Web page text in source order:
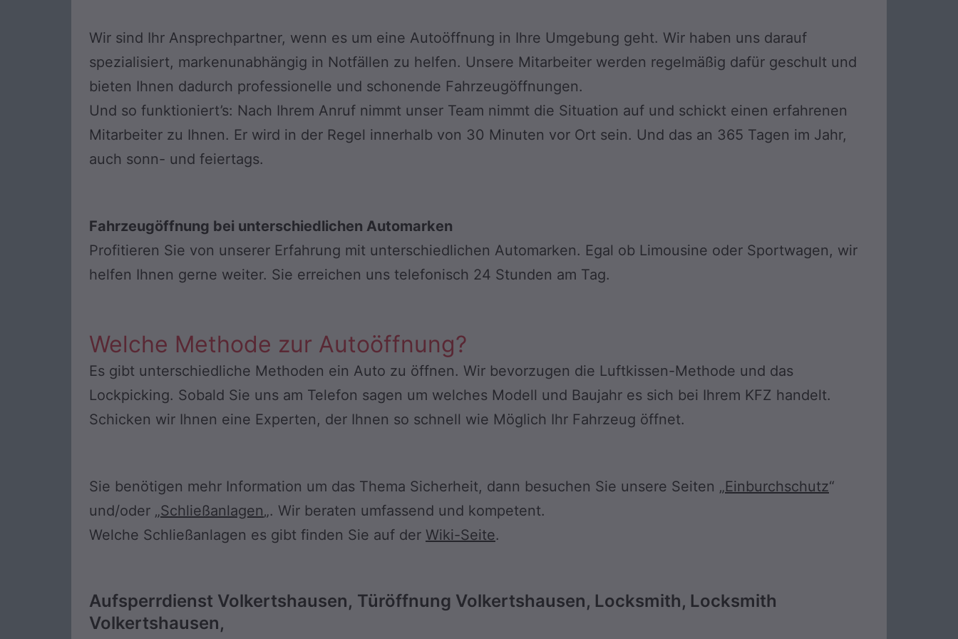
Wir sind Ihr Ansprechpartner, wenn es um eine Autoöffnung in Ihre Umgebung geht. Wir haben uns darauf
spezialisiert, markenunabhängig in Notfällen zu helfen. Unsere Mitarbeiter werden regelmäßig dafür geschult und
bieten Ihnen dadurch professionelle und schonende Fahrzeugöffnungen.
Und so funktioniert’s: Nach Ihrem Anruf nimmt unser Team nimmt die Situation auf und schickt einen erfahrenen
Mitarbeiter zu Ihnen. Er wird in der Regel innerhalb von 30 Minuten vor Ort sein. Und das an 365 Tagen im Jahr,
auch sonn- und feiertags.
Fahrzeugöffnung bei unterschiedlichen Automarken
Profitieren Sie von unserer Erfahrung mit unterschiedlichen Automarken. Egal ob Limousine oder Sportwagen, wir
helfen Ihnen gerne weiter. Sie erreichen uns telefonisch 24 Stunden am Tag.
Welche Methode zur Autoöffnung?
Es gibt unterschiedliche Methoden ein Auto zu öffnen. Wir bevorzugen die Luftkissen-Methode und das
Lockpicking. Sobald Sie uns am Telefon sagen um welches Modell und Baujahr es sich bei Ihrem KFZ handelt.
Schicken wir Ihnen eine Experten, der Ihnen so schnell wie Möglich Ihr Fahrzeug öffnet.
Sie benötigen mehr Information um das Thema Sicherheit, dann besuchen Sie unsere Seiten „Einburchschutz“
und/oder „Schließanlagen„. Wir beraten umfassend und kompetent.
Welche Schließanlagen es gibt finden Sie auf der Wiki-Seite.
Aufsperrdienst Volkertshausen, Türöffnung Volkertshausen, Locksmith, Locksmith
Volkertshausen,